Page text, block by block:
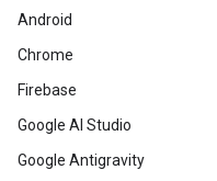
Android
Chrome
Firebase
Google AI Studio
Google Antigravity